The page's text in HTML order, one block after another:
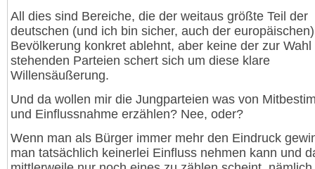
All dies sind Bereiche, die der weitaus größte Teil der
deutschen (und ich bin sicher, auch der europäischen)
Bevölkerung konkret ablehnt, aber keine der zur Wahl
stehenden Parteien schert sich um diese klare
Willensäußerung.
Und da wollen mir die Jungparteien was von
und Einflussnahme erzählen? Nee, oder?
Wenn man als Bürger immer mehr den Eindruck
man tatsächlich keinerlei Einfluss nehmen kann und